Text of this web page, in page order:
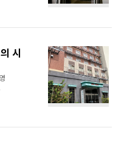
시